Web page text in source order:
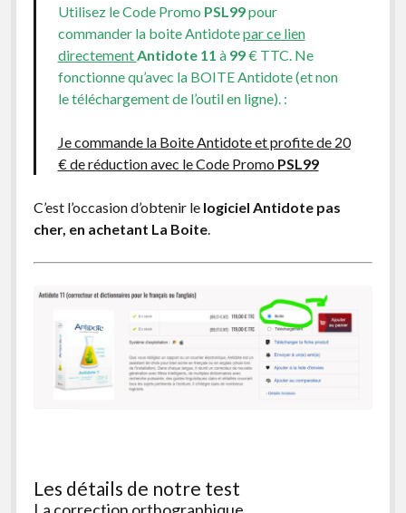
Utilisez le Code Promo PSL99pour
commander la boite Antidotepar ce lien
directementAntidote 11 à 99€ TTC. Ne
fonctionne qu’avec la BOITE Antidote (et non
le téléchargement de l’outil en ligne). :
Je commande la Boite Antidote et profite de 20
€ de réduction avec le Code Promo PSL99
C’est l’occasion d’obtenir le logiciel Antidote pas
cher, en achetant La Boite.
Les détails de notre test